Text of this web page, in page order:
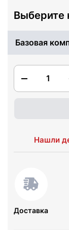
Выберите
Базовая
1
Нашли
Доставка